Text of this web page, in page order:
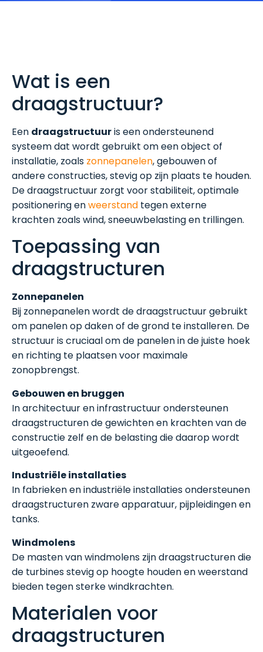
Wat is een
draagstructuur?
Een draagstructuuris een ondersteunend
systeem dat wordt gebruikt om een object of
installatie, zoals zonnepanelen, gebouwen of
andere constructies, stevig op zijn plaats te houden.
De draagstructuur zorgt voor stabiliteit, optimale
positionering enweerstand tegen externe
krachten zoals wind, sneeuwbelasting en trillingen.
Toepassing van
draagstructuren
Zonnepanelen
Bij zonnepanelen wordt de draagstructuur gebruikt
om panelen op daken of de grond te installeren. De
structuur is cruciaal om de panelen in de juiste hoek
en richting te plaatsen voor maximale
zonopbrengst.
Gebouwen en bruggen
In architectuur en infrastructuur ondersteunen
draagstructuren de gewichten en krachten van de
constructie zelf en de belasting die daarop wordt
uitgeoefend.
Industriële installaties
In fabrieken en industriële installaties ondersteunen
draagstructuren zware apparatuur, pijpleidingen en
tanks.
Windmolens
De masten van windmolens zijn draagstructuren die
de turbines stevig op hoogte houden en weerstand
bieden tegen sterke windkrachten.
Materialen voor
draagstructuren